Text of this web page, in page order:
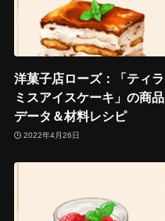
洋菓子店ローズ：「ティラ
ミスアイスケーキ」の商品
データ＆材料レシピ
2022年4月26日